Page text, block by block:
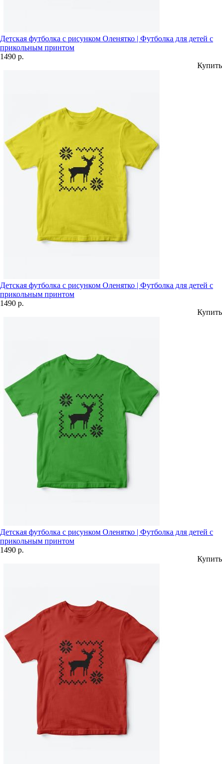
Детская футболка с рисунком Оленятко | Футболка для детей с
прикольным принтом
1490 р.
Купить
Детская футболка с рисунком Оленятко | Футболка для детей с
прикольным принтом
1490 р.
Купить
Детская футболка с рисунком Оленятко | Футболка для детей с
прикольным принтом
1490 р.
Купить